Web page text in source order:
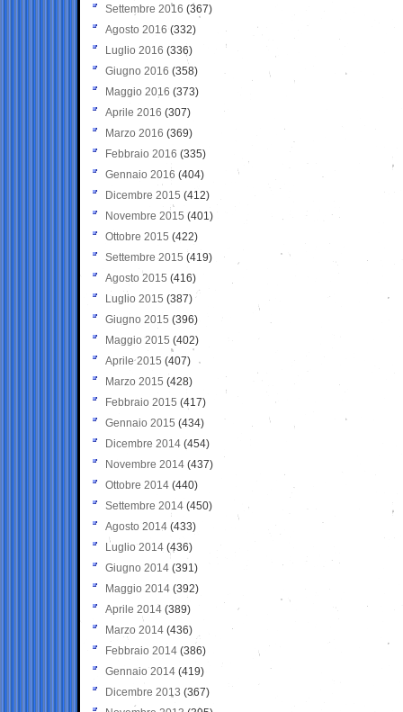
Settembre 2016 (367)
Agosto 2016 (332)
Luglio 2016 (336)
Giugno 2016 (358)
Maggio 2016 (373)
Aprile 2016 (307)
Marzo 2016 (369)
Febbraio 2016 (335)
Gennaio 2016 (404)
Dicembre 2015 (412)
Novembre 2015 (401)
Ottobre 2015 (422)
Settembre 2015 (419)
Agosto 2015 (416)
Luglio 2015 (387)
Giugno 2015 (396)
Maggio 2015 (402)
Aprile 2015 (407)
Marzo 2015 (428)
Febbraio 2015 (417)
Gennaio 2015 (434)
Dicembre 2014 (454)
Novembre 2014 (437)
Ottobre 2014 (440)
Settembre 2014 (450)
Agosto 2014 (433)
Luglio 2014 (436)
Giugno 2014 (391)
Maggio 2014 (392)
Aprile 2014 (389)
Marzo 2014 (436)
Febbraio 2014 (386)
Gennaio 2014 (419)
Dicembre 2013 (367)